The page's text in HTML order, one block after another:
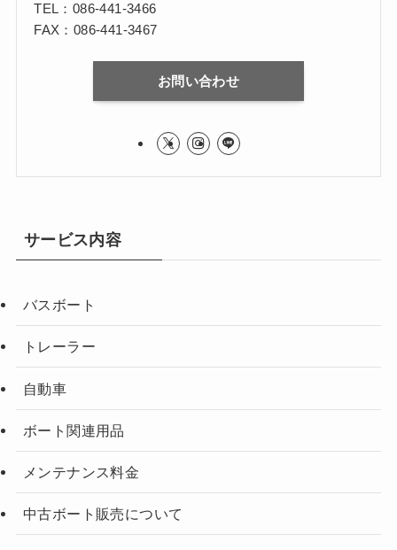
TEL：086-441-3466
FAX：086-441-3467
お問い合わせ
サービス内容
バスボート
トレーラー
自動車
ボート関連用品
メンテナンス料金
中古ボート販売について